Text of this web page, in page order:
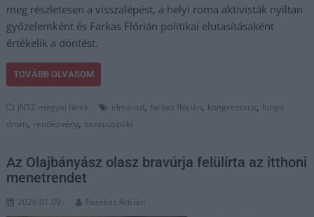
meg részletesen a visszalépést, a helyi roma aktivisták nyíltan
győzelemként és Farkas Flórián politikai elutasításaként
értékelik a döntést.
TOVÁBB OLVASOM
JNSZ megyei hírek elmarad, farkas flórián, kongresszus, lungo
drom, rendezvény, tiszapüspöki
Az Olajbányász olasz bravúrja felülírta az itthoni
menetrendet
2026.01.09. Fazekas Adrián